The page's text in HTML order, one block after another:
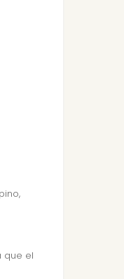
que el